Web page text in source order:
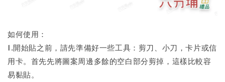
如何使用：
1.開始貼之前，請先準備好一些工具：剪刀、小刀，卡片或信
用卡。首先先將圖案周邊多餘的空白部分剪掉，這樣比較容
易黏貼。